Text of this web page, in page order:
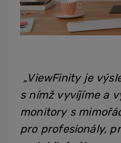
„ViewFinity je
s nímž vyvíjíme a
monitory s
pro profesionály,